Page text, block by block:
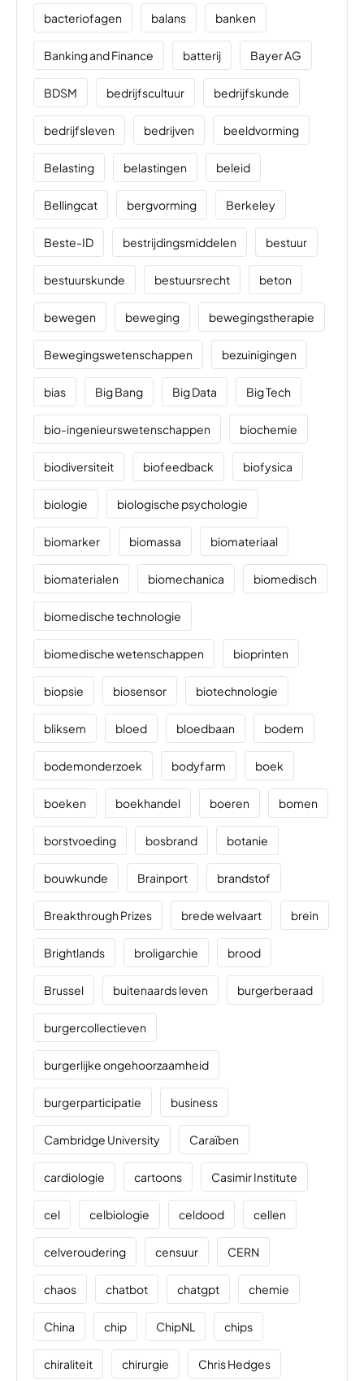
bacteriofagen balans banken
Banking and Finance batterij Bayer AG
BDSM bedrijfscultuur bedrijfskunde
bedrijfsleven bedrijven beeldvorming
Belasting belastingen beleid
Bellingcat bergvorming Berkeley
Beste-ID bestrijdingsmiddelen bestuur
bestuurskunde bestuursrecht beton
bewegen beweging bewegingstherapie
Bewegingswetenschappen bezuinigingen
bias Big Bang Big Data Big Tech
bio-ingenieurswetenschappen biochemie
biodiversiteit biofeedback biofysica
biologie biologische psychologie
biomarker biomassa biomateriaal
biomaterialen biomechanica biomedisch
biomedische technologie
biomedische wetenschappen bioprinten
biopsie biosensor biotechnologie
bliksem bloed bloedbaan bodem
bodemonderzoek bodyfarm boek
boeken boekhandel boeren bomen
borstvoeding bosbrand botanie
bouwkunde Brainport brandstof
Breakthrough Prizes brede welvaart brein
Brightlands broligarchie brood
Brussel buitenaards leven burgerberaad
burgercollectieven
burgerlijke ongehoorzaamheid
burgerparticipatie business
Cambridge University Caraïben
cardiologie cartoons Casimir Institute
cel celbiologie celdood cellen
celveroudering censuur CERN
chaos chatbot chatgpt chemie
China chip ChipNL chips
chiraliteit chirurgie Chris Hedges